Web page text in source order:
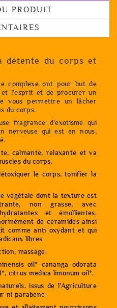
PRODUIT
détente du corps et
complexe ont pour but de
l’esprit et de procurer un
vous permettre un lâcher
du corps.
fragrance d'exotisme qui
nerveuse qui est en nous,
calmante, relaxante et va
du corps.
le corps, tonifier la
végétale dont la texture est
non grasse, avec
et émollientes.
de céramides ainsi
comme anti oxydant et qui
libres
massage.
oil* cananga odorata
citrus medica limonum oil*.
issus de l'Agriculture
ni parabène